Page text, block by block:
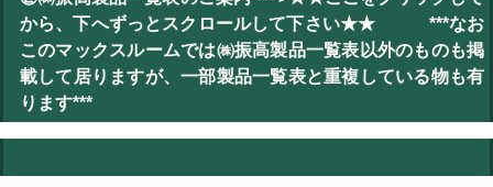
から、下へずっとスクロールして下さい★★ ***なお
このマックスルームでは㈱振高製品一覧表以外のものも掲
載して居りますが、一部製品一覧表と重複している物も有
ります***